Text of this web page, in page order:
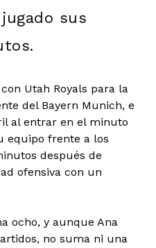
sus
Utah Royals para la
del Bayern Munich, e
al entrar en el minuto
equipo frente a los
después de
ofensiva con un
ocho, y aunque Ana
no suma ni una